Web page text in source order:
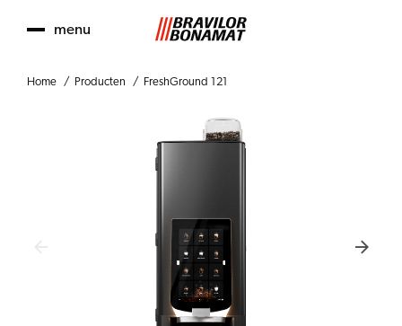
menu
Home Producten FreshGround 121